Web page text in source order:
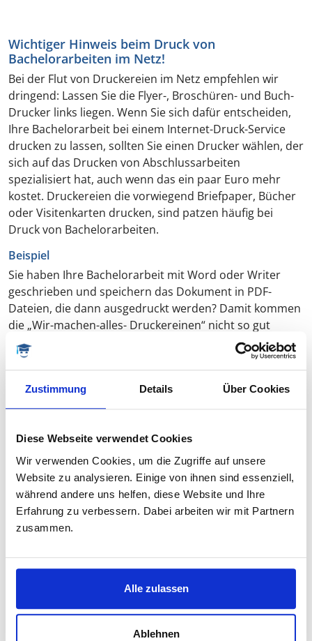
Zustimmung Details Über Cookies
Diese Webseite verwendet Cookies
Wir verwenden Cookies, um die Zugriffe auf unsere
Website zu analysieren. Einige von ihnen sind essenziell,
während andere uns helfen, diese Website und Ihre
Erfahrung zu verbessern. Dabei arbeiten wir mit Partnern
zusammen.
Alle zulassen
Ablehnen
Wichtiger Hinweis beim Druck von
Bachelorarbeiten im Netz!
Bei der Flut von Druckereien im Netz empfehlen wir
dringend: Lassen Sie die Flyer-, Broschüren- und Buch-
Drucker links liegen. Wenn Sie sich dafür entscheiden,
Ihre Bachelorarbeit bei einem Internet-Druck-Service
drucken zu lassen, sollten Sie einen Drucker wählen, der
sich auf das Drucken von Abschlussarbeiten
spezialisiert hat, auch wenn das ein paar Euro mehr
kostet. Druckereien die vorwiegend Briefpaper, Bücher
oder Visitenkarten drucken, sind patzen häufig bei
Druck von Bachelorarbeiten.
Beispiel
Sie haben Ihre Bachelorarbeit mit Word oder Writer
geschrieben und speichern das Dokument in PDF-
Dateien, die dann ausgedruckt werden? Damit kommen
die „Wir-machen-alles- Druckereinen“ nicht so gut
zurecht wie Spezialisten, die die Schwachstellen dieser
spezifischen Druckkonstellation gut kennen. Im
Ergebnis heißt dies: Der Ausdruck von Grafiken, Farben
und Graustufen in Ihrer Bachelorarbeit gelingt besser
bei der spezialisierten Druckerei.
Guter Kundenservice oder ganz günstige Preise
Schaut man sich den Markt für Online-Druckereinen
genau an, teilt sich der Markt in zwei Gruppen auf.
Modell A:
Dieses Modell wird auch als „Streben nach
Die andere Gruppe ist darum bemüht,
durch Kundenservice und Qualität zu glänzen.
Diese Druckereien benötigen mehr Personal und